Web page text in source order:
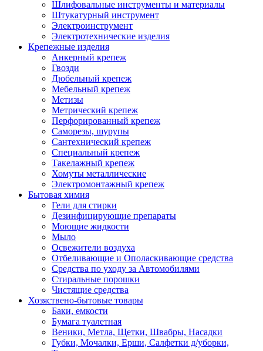
Шлифовальные инструменты и материалы
Штукатурный инструмент
Электроинструмент
Электротехнические изделия
Крепежные изделия
Анкерный крепеж
Гвозди
Дюбельный крепеж
Мебельный крепеж
Метизы
Метрический крепеж
Перфорированный крепеж
Саморезы, шурупы
Сантехнический крепеж
Специальный крепеж
Такелажный крепеж
Хомуты металлические
Электромонтажный крепеж
Бытовая химия
Гели для стирки
Дезинфицирующие препараты
Моющие жидкости
Мыло
Освежители воздуха
Отбеливающие и Ополаскивающие средства
Средства по уходу за Автомобилями
Стиральные порошки
Чистящие средства
Хозяствено-бытовые товары
Баки, емкости
Бумага туалетная
Веники, Метла, Щетки, Швабры, Насадки
Губки, Мочалки, Ерши, Салфетки д/уборки,